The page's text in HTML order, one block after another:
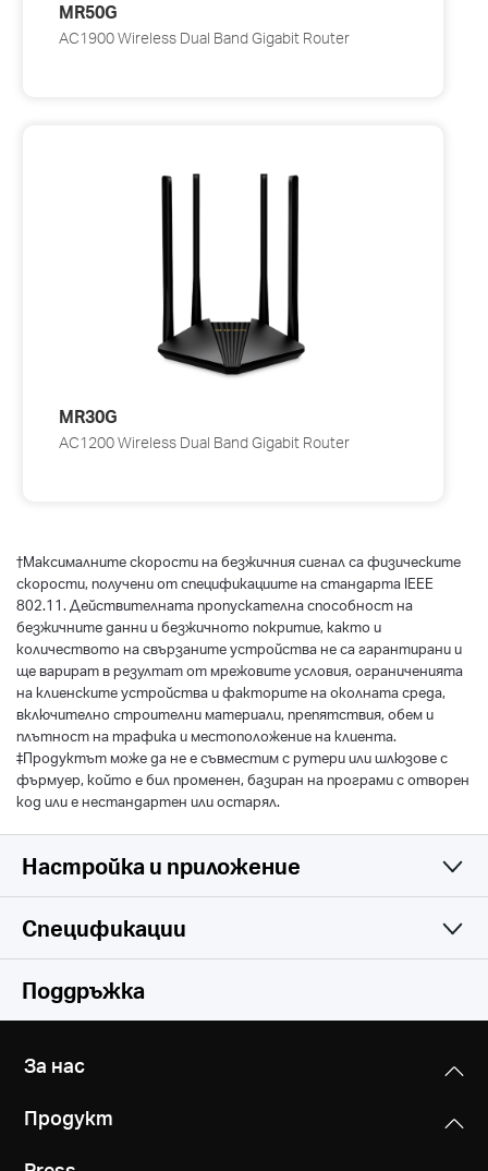
MR50G
AC1900 Wireless Dual Band Gigabit Router
MR30G
AC1200 Wireless Dual Band Gigabit Router
†Максималните скорости на безжичния сигнал са физическите
скорости, получени от спецификациите на стандарта IEEE
802.11. Действителната пропускателна способност на
безжичните данни и безжичното покритие, както и
количеството на свързаните устройства не са гарантирани и
ще варират в резултат от мрежовите условия, ограниченията
на клиенските устройства и факторите на околната среда,
включително строителни материали, препятствия, обем и
плътност на трафика и местоположение на клиента.
‡Продуктът може да не е съвместим с рутери или шлюзове с
фърмуер, който е бил променен, базиран на програми с отворен
код или е нестандартен или остарял.
Настройка и приложение
Simple and Functional
Спецификации
Wireless
IEEE 802.11a/n/ac 5 GHz, IEEE 802.11b/g/n 2.4 GHz
Честота
с вградения щепсел:
Поддръжка
За нас
Продукт